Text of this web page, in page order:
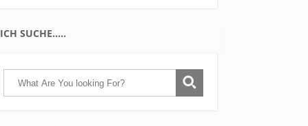
ICH SUCHE…..